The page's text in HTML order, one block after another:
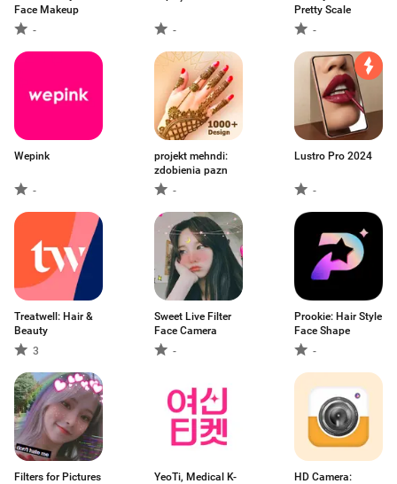
Face Makeup
-
-
Pretty Scale
-
Wepink
-
projekt mehndi:
zdobienia pazn
-
Lustro Pro 2024
-
Treatwell: Hair &
Beauty
3
Sweet Live Filter
Face Camera
-
Prookie: Hair Style
Face Shape
-
Filters for Pictures
YeoTi, Medical K-
HD Camera: